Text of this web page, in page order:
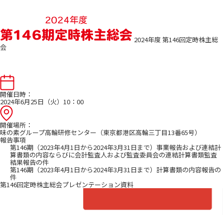
2024年度 第146回定時株主総
会
開催日時：
2024年6月25日（火）10：00
開催場所：
味の素グループ高輪研修センター（東京都港区高輪三丁目13番65号）
報告事項
第146期（2023年4月1日から2024年3月31日まで）事業報告および連結計
算書類の内容ならびに会計監査人および監査委員会の連結計算書類監査
結果報告の件
第146期（2023年4月1日から2024年3月31日まで）計算書類の内容報告の
件
第146回定時株主総会プレゼンテーション資料